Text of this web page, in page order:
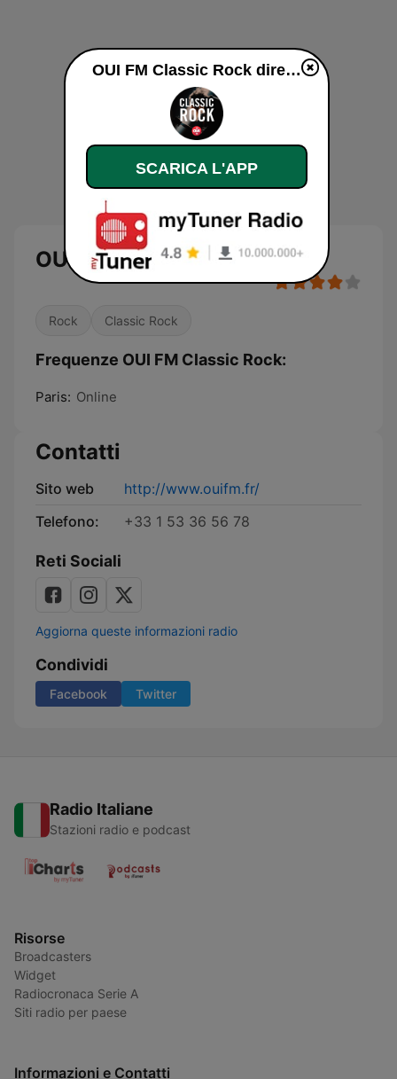
OUI FM Classic Rock
Rock Classic Rock
Frequenze OUI FM Classic Rock:
Paris: Online
Contatti
Sito web
http://www.ouifm.fr/
Telefono:
+33 1 53 36 56 78
Reti Sociali
Aggiorna queste informazioni radio
Condividi
Facebook Twitter
Radio Italiane
Stazioni radio e podcast
Risorse
Broadcasters
Widget
Radiocronaca Serie A
Siti radio per paese
Informazioni e Contatti
OUI FM Classic Rock diretta
SCARICA L'APP